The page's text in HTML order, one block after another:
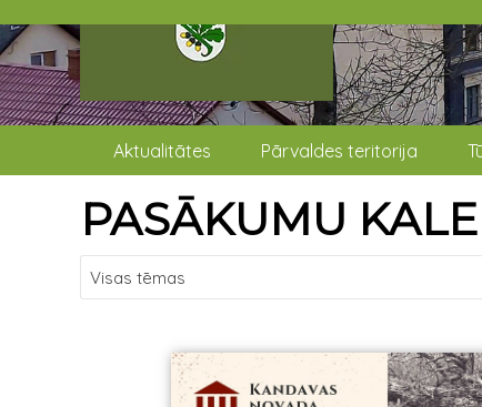
Aktualitātes Pārvaldes teritorija
PASĀKUMU